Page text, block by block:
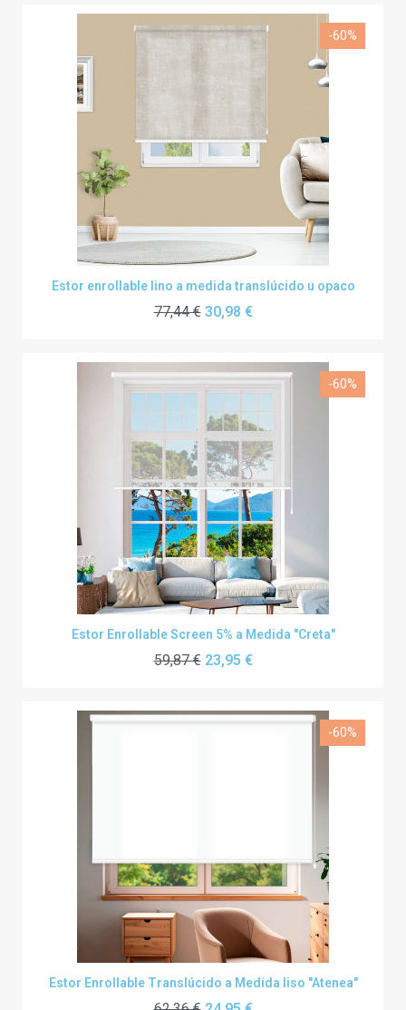
-60%
Estor enrollable lino a medida translúcido u opaco
77,44 € 30,98 €
-60%
Estor Enrollable Screen 5% a Medida "Creta"
59,87 € 23,95 €
-60%
Estor Enrollable Translúcido a Medida liso "Atenea"